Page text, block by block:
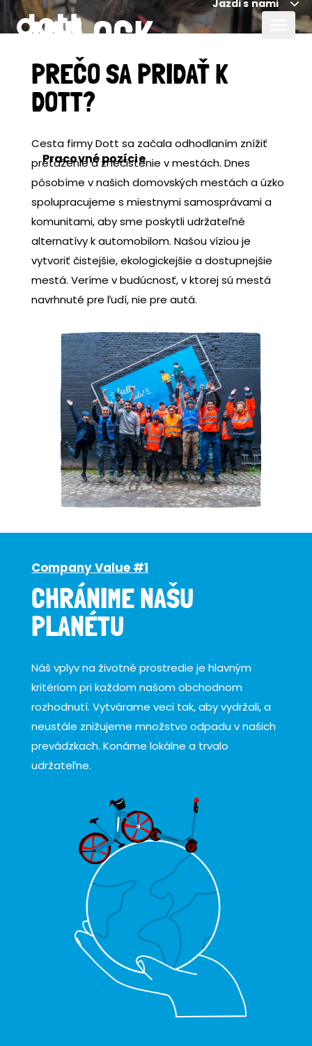
UNLOCK
THE
CHANGE
Pracovné pozície
Jazdi s nami
PREČO SA PRIDAŤ K
DOTT?
Cesta firmy Dott sa začala odhodlaním znížiť
preťaženie a znečistenie v mestách. Dnes
pôsobíme v našich domovských mestách a úzko
spolupracujeme s miestnymi samosprávami a
komunitami, aby sme poskytli udržateľné
alternatívy k automobilom. Našou víziou je
vytvoriť čistejšie, ekologickejšie a dostupnejšie
mestá. Veríme v budúcnosť, v ktorej sú mestá
navrhnuté pre ľudí, nie pre autá.
Company Value #1
CHRÁNIME NAŠU
PLANÉTU
Náš vplyv na životné prostredie je hlavným
kritériom pri každom našom obchodnom
rozhodnutí. Vytvárame veci tak, aby vydržali, a
neustále znižujeme množstvo odpadu v našich
prevádzkach. Konáme lokálne a trvalo
udržateľne.